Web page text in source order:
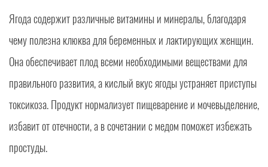
Ягода содержит различные витамины и минералы, благодаря
чему полезна клюква для беременных и лактирующих женщин.
Она обеспечивает плод всеми необходимыми веществами для
правильного развития, а кислый вкус ягоды устраняет приступы
токсикоза. Продукт нормализует пищеварение и мочевыделение,
избавит от отечности, а в сочетании с медом поможет избежать
простуды.